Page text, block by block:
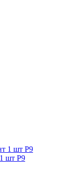
шт Р9